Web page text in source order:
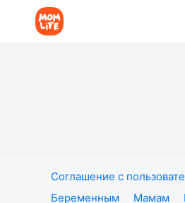
Соглашение с
Беременным
Мамам